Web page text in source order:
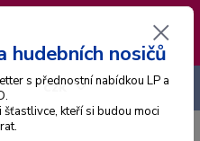
dovolenou. Datum
posouvá na pátek
🐋
CZK
hudebních nosičů
s přednostní nabídkou LP a
kteří si budou moci